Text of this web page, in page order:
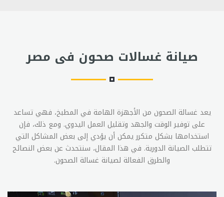
صيانة غسالات صحون فى مصر
يعد غسالة الصحون من الأجهزة الهامة في المطبخ، فهي تساعد
على توفير الوقت والجهد وتقليل العمل اليدوي. ومع ذلك، فإن
استخدامها بشكل متكرر يمكن أن يؤدي إلى بعض المشاكل التي
تتطلب الصيانة الدورية. في هذا المقال، سنتحدث عن بعض النصائح
والطرق الفعالة لصيانة غسالة الصحون.